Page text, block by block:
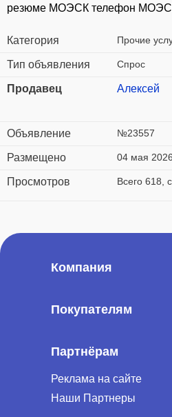
резюме МОЭСК телефон
Категория Прочие
Тип объявления Спрос
Продавец Алексей
Объявление №23557
Размещено 04 мая
Просмотров Всего 618,
Компания
Покупателям
Партнёрам
Реклама на сайте
Наши Партнеры